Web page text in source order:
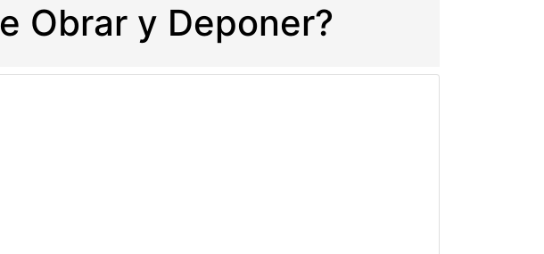
Obrar y Deponer?